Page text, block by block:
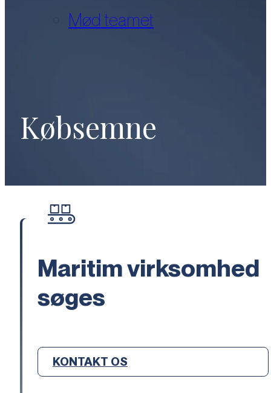
Mød teamet
Købsemne
Maritim virksomhed
søges
KONTAKT OS